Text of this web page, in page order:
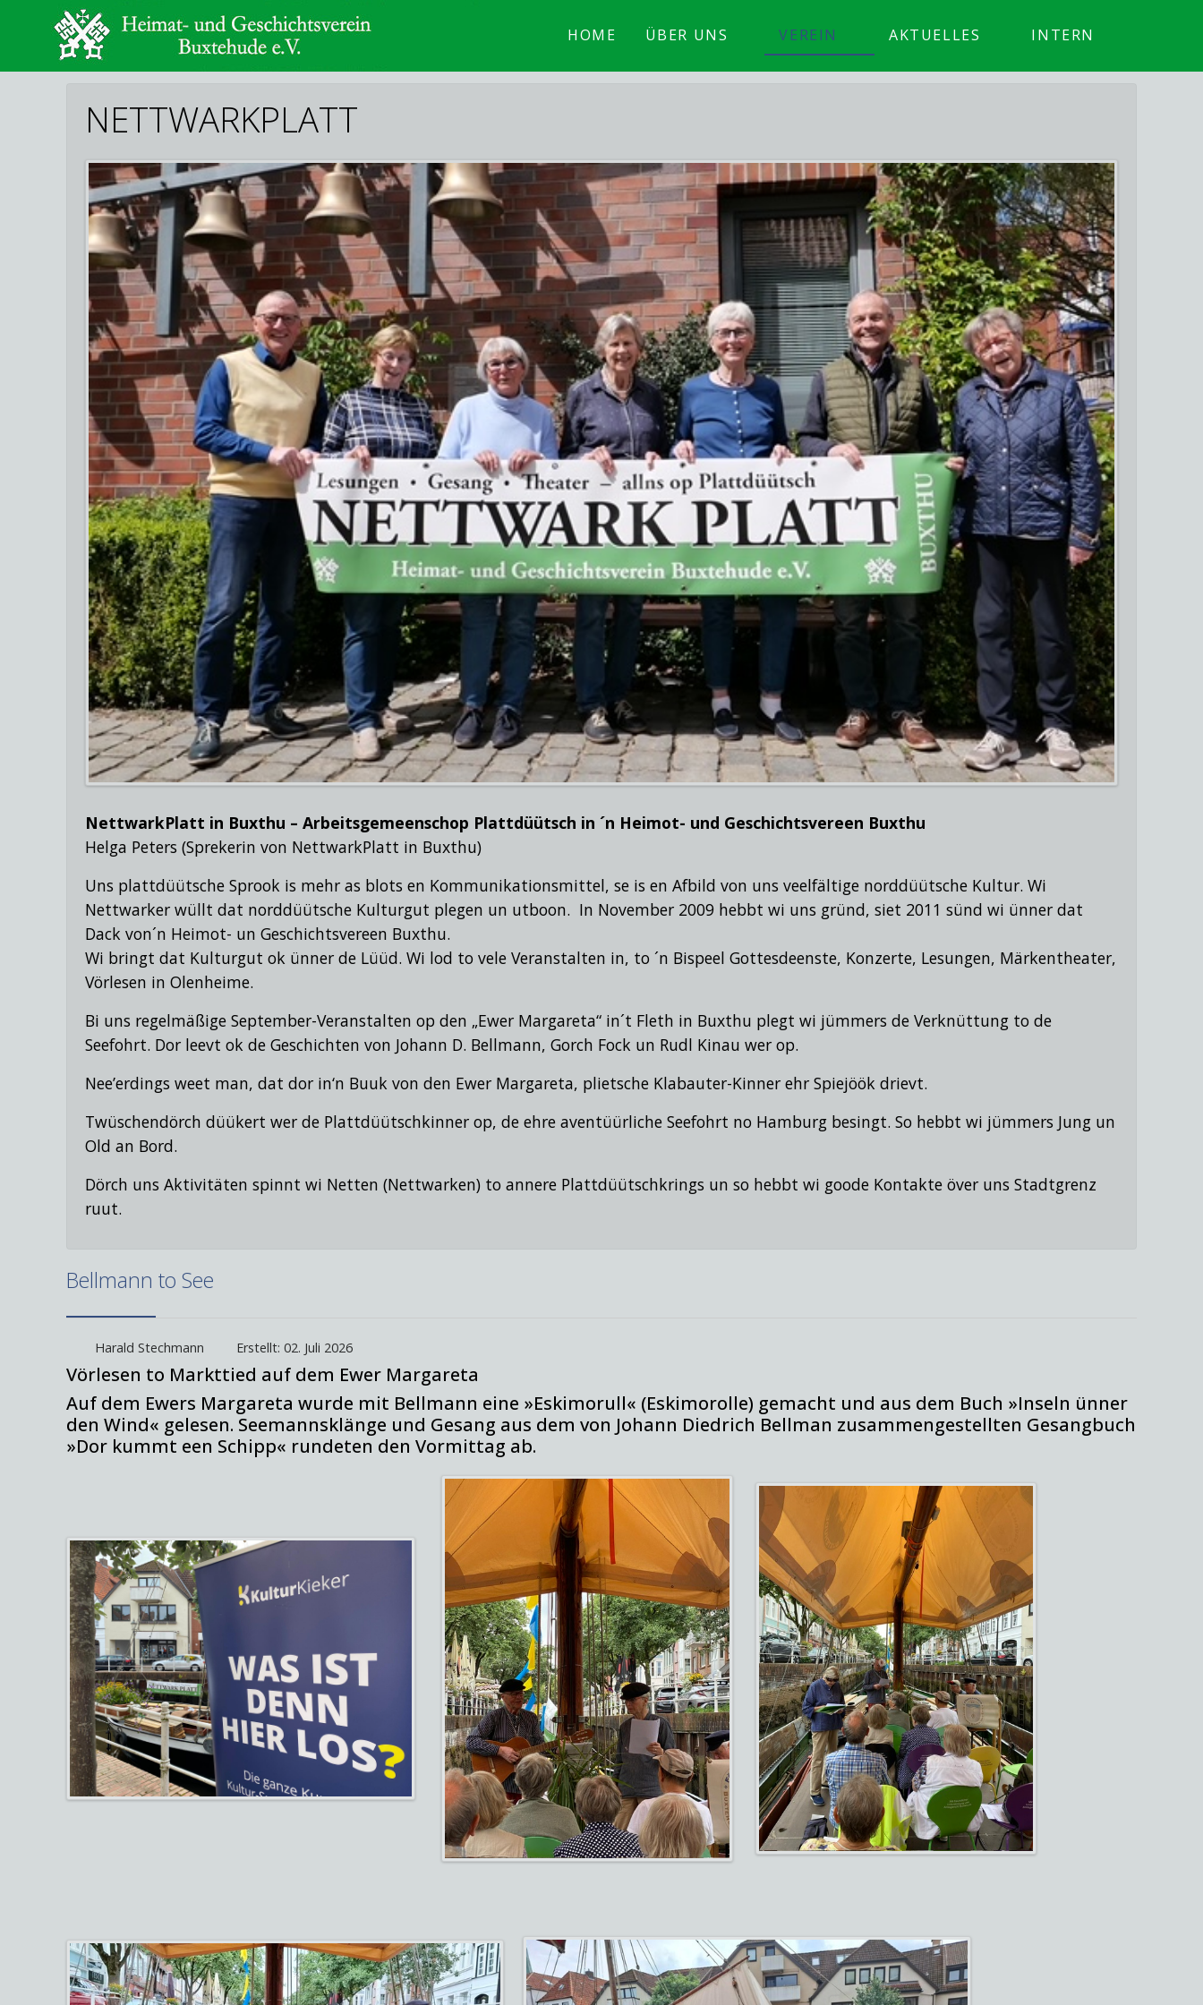
HOME ÜBER UNS VEREIN AKTUELLES INTERN
NETTWARKPLATT
NettwarkPlatt in Buxthu – Arbeitsgemeenschop Plattdüütsch in ´n Heimot- und Geschichtsvereen Buxthu
Helga Peters (Sprekerin von NettwarkPlatt in Buxthu)
Uns plattdüütsche Sprook is mehr as blots en Kommunikationsmittel, se is en Afbild von uns veelfältige norddüütsche Kultur. Wi
Nettwarker wüllt dat norddüütsche Kulturgut plegen un utboon. In November 2009 hebbt wi uns gründ, siet 2011 sünd wi ünner dat
Dack von´n Heimot- un Geschichtsvereen Buxthu.
Wi bringt dat Kulturgut ok ünner de Lüüd. Wi lod to vele Veranstalten in, to ´n Bispeel Gottesdeenste, Konzerte, Lesungen, Märkentheater,
Vörlesen in Olenheime.
Bi uns regelmäßige September-Veranstalten op den „Ewer Margareta“ in´t Fleth in Buxthu plegt wi jümmers de Verknüttung to de
Seefohrt. Dor leevt ok de Geschichten von Johann D. Bellmann, Gorch Fock un Rudl Kinau wer op.
Nee’erdings weet man, dat dor in‘n Buuk von den Ewer Margareta, plietsche Klabauter-Kinner ehr Spiejöök drievt.
Twüschendörch düükert wer de Plattdüütschkinner op, de ehre aventüürliche Seefohrt no Hamburg besingt. So hebbt wi jümmers Jung un
Old an Bord.
Dörch uns Aktivitäten spinnt wi Netten (Nettwarken) to annere Plattdüütschkrings un so hebbt wi goode Kontakte över uns Stadtgrenz
ruut.
Bellmann to See
Harald Stechmann Erstellt: 02. Juli 2026
Vörlesen to Markttied auf dem Ewer Margareta
Auf dem Ewers Margareta wurde mit Bellmann eine »Eskimorull« (Eskimorolle) gemacht und aus dem Buch »Inseln ünner
den Wind« gelesen. Seemannsklänge und Gesang aus dem von Johann Diedrich Bellman zusammengestellten Gesangbuch
»Dor kummt een Schipp« rundeten den Vormittag ab.